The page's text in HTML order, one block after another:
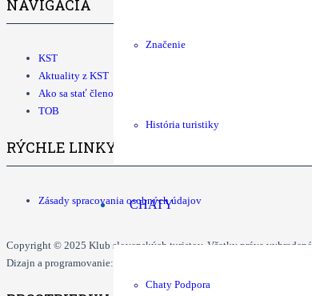
Značenie
História turistiky
CHATY
Chaty Podpora
NAVIGÁCIA
KST
Aktuality z KST
Ako sa stať členom KST
TOB
RÝCHLE LINKY
Zásady spracovania osobných údajov
Copyright © 2025 Klub slovenských turistov. Všetky práva vyhradené.
Dizajn a programovanie: Dušan Ďurčo, Tomáš Grman.